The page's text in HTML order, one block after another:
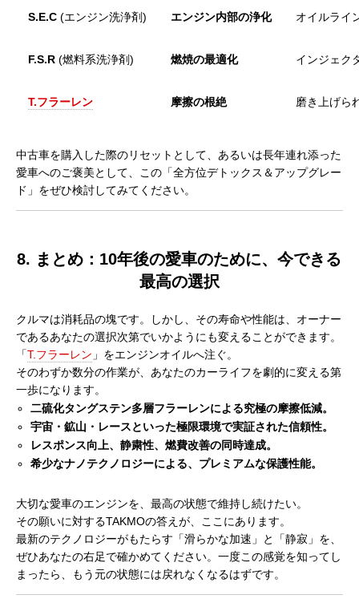
S.E.C (エンジン洗浄剤) エンジン内部の浄化 オイルライ
F.S.R (燃料系洗浄剤) 燃焼の最適化 インジェク
T.フラーレン 摩擦の根絶 磨き上げら
中古車を購入した際のリセットとして、あるいは長年連れ添った
愛車へのご褒美として、この「全方位デトックス＆アップグレー
ド」をぜひ検討してみてください。
8. まとめ：10年後の愛車のために、今できる
最高の選択
クルマは消耗品の塊です。しかし、その寿命や性能は、オーナー
であるあなたの選択次第でいかようにも変えることができます。
「T.フラーレン 」をエンジンオイルへ注ぐ。
そのわずか数分の作業が、あなたのカーライフを劇的に変える第
一歩になります。
二硫化タングステン多層フラーレンによる究極の摩擦低減。
宇宙・鉱山・レースといった極限環境で実証された信頼性。
レスポンス向上、静粛性、燃費改善の同時達成。
希少なナノテクノロジーによる、プレミアムな保護性能。
大切な愛車のエンジンを、最高の状態で維持し続けたい。
その願いに対するTAKMOの答えが、ここにあります。
最新のテクノロジーがもたらす「滑らかな加速」と「静寂」を、
ぜひあなたの右足で確かめてください。一度この感覚を知ってし
まったら、もう元の状態には戻れなくなるはずです。